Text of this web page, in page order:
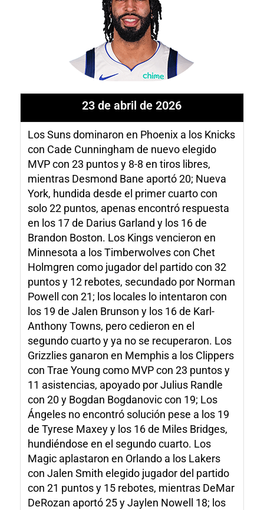
23 de abril de 2026
Los Suns dominaron en Phoenix a los Knicks
con Cade Cunningham de nuevo elegido
MVP con 23 puntos y 8-8 en tiros libres,
mientras Desmond Bane aportó 20; Nueva
York, hundida desde el primer cuarto con
solo 22 puntos, apenas encontró respuesta
en los 17 de Darius Garland y los 16 de
Brandon Boston. Los Kings vencieron en
Minnesota a los Timberwolves con Chet
Holmgren como jugador del partido con 32
puntos y 12 rebotes, secundado por Norman
Powell con 21; los locales lo intentaron con
los 19 de Jalen Brunson y los 16 de Karl-
Anthony Towns, pero cedieron en el
segundo cuarto y ya no se recuperaron. Los
Grizzlies ganaron en Memphis a los Clippers
con Trae Young como MVP con 23 puntos y
11 asistencias, apoyado por Julius Randle
con 20 y Bogdan Bogdanovic con 19; Los
Ángeles no encontró solución pese a los 19
de Tyrese Maxey y los 16 de Miles Bridges,
hundiéndose en el segundo cuarto. Los
Magic aplastaron en Orlando a los Lakers
con Jalen Smith elegido jugador del partido
con 21 puntos y 15 rebotes, mientras DeMar
DeRozan aportó 25 y Jaylen Nowell 18; los